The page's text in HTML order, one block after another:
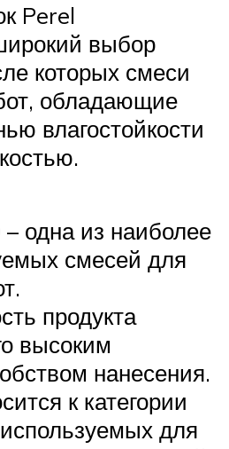
Perel
выбор
которых смеси
обладающие
влагостойкости
– одна из наиболее
смесей для
продукта
высоким
нанесения.
к категории
для